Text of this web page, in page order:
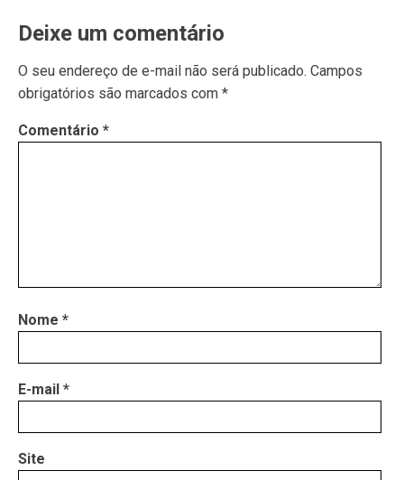
Deixe um comentário
O seu endereço de e-mail não será publicado. Campos
obrigatórios são marcados com *
Comentário *
Nome *
E-mail *
Site